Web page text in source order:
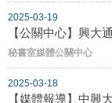
2025-03-19
【公關中心】興大
秘書室媒體公關中心
2025-03-18
【媒體報導】中興